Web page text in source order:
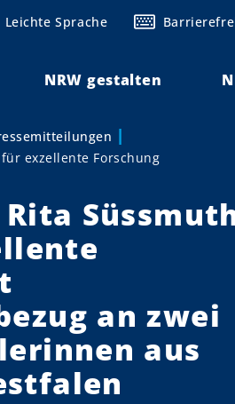
Leichte Sprache
NRW gestalten
exzellente Forschung
an zwei
aus